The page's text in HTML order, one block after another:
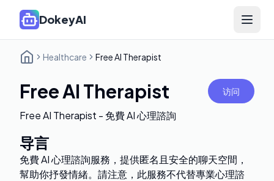
DokeyAI Open
Healthcare Free AI Therapist
Free AI Therapist 访问
Free AI Therapist - 免費 AI 心理諮詢
导言
免費 AI 心理諮詢服務，提供匿名且安全的聊天空間，
幫助你抒發情緒。請注意，此服務不代替專業心理諮